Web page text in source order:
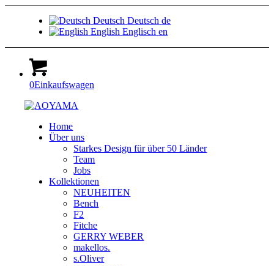
Deutsch Deutsch de
English Englisch en
0Einkaufswagen
Home
Über uns
Starkes Design für über 50 Länder
Team
Jobs
Kollektionen
NEUHEITEN
Bench
F2
Fitche
GERRY WEBER
makellos.
s.Oliver